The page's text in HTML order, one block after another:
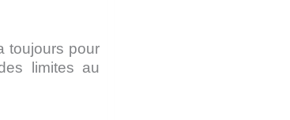
toujours pour
limites au